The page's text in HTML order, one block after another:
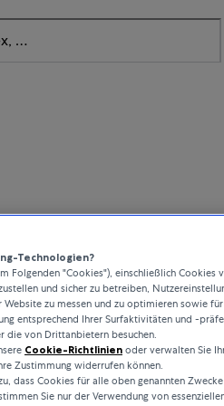
Ferrier
Verarbeitungsqualität,
Grand Prix d'Horlogerie de Genève
anspruchsvollsten Uhrensammlern
gemacht.
Technologien?
Folgenden "Cookies"), einschließlich Cookies
und sicher zu betreiben,
zu messen und zu optimieren sowie für
entsprechend Ihrer Surfaktivitäten und -
die von Drittanbietern besuchen.
Cookie-Richtlinien oder verwalten Sie
Zustimmung widerrufen können.
dass Cookies für alle oben genannten
Sie nur der Verwendung von